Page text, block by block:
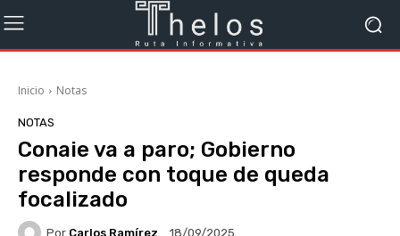
Inicio Notas
NOTAS
Conaie va a paro; Gobierno
responde con toque de queda
focalizado
Por Carlos Ramírez 18/09/2025